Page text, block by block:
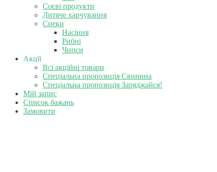
Соєві продукти
Дитяче харчування
Снеки
Насіння
Рибні
Чипси
Акції
Всі акційні товари
Спеціальна пропозиція Свинина
Спеціальна пропозиція Заряджайся!
Мій запис
Список бажань
Замовити